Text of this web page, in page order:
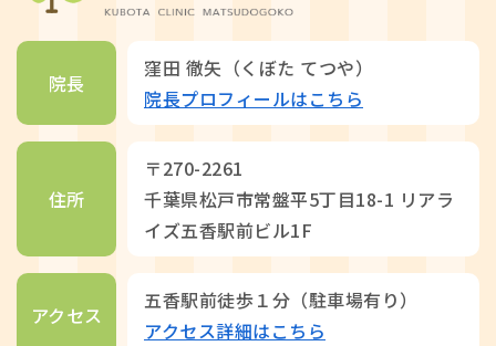
院長
窪田 徹矢（くぼた てつや）
院長プロフィールはこちら
住所
〒270-2261
千葉県松戸市常盤平5丁目18-1 リアラ
イズ五香駅前ビル1F
アクセス
五香駅前徒歩１分（駐車場有り）
アクセス詳細はこちら